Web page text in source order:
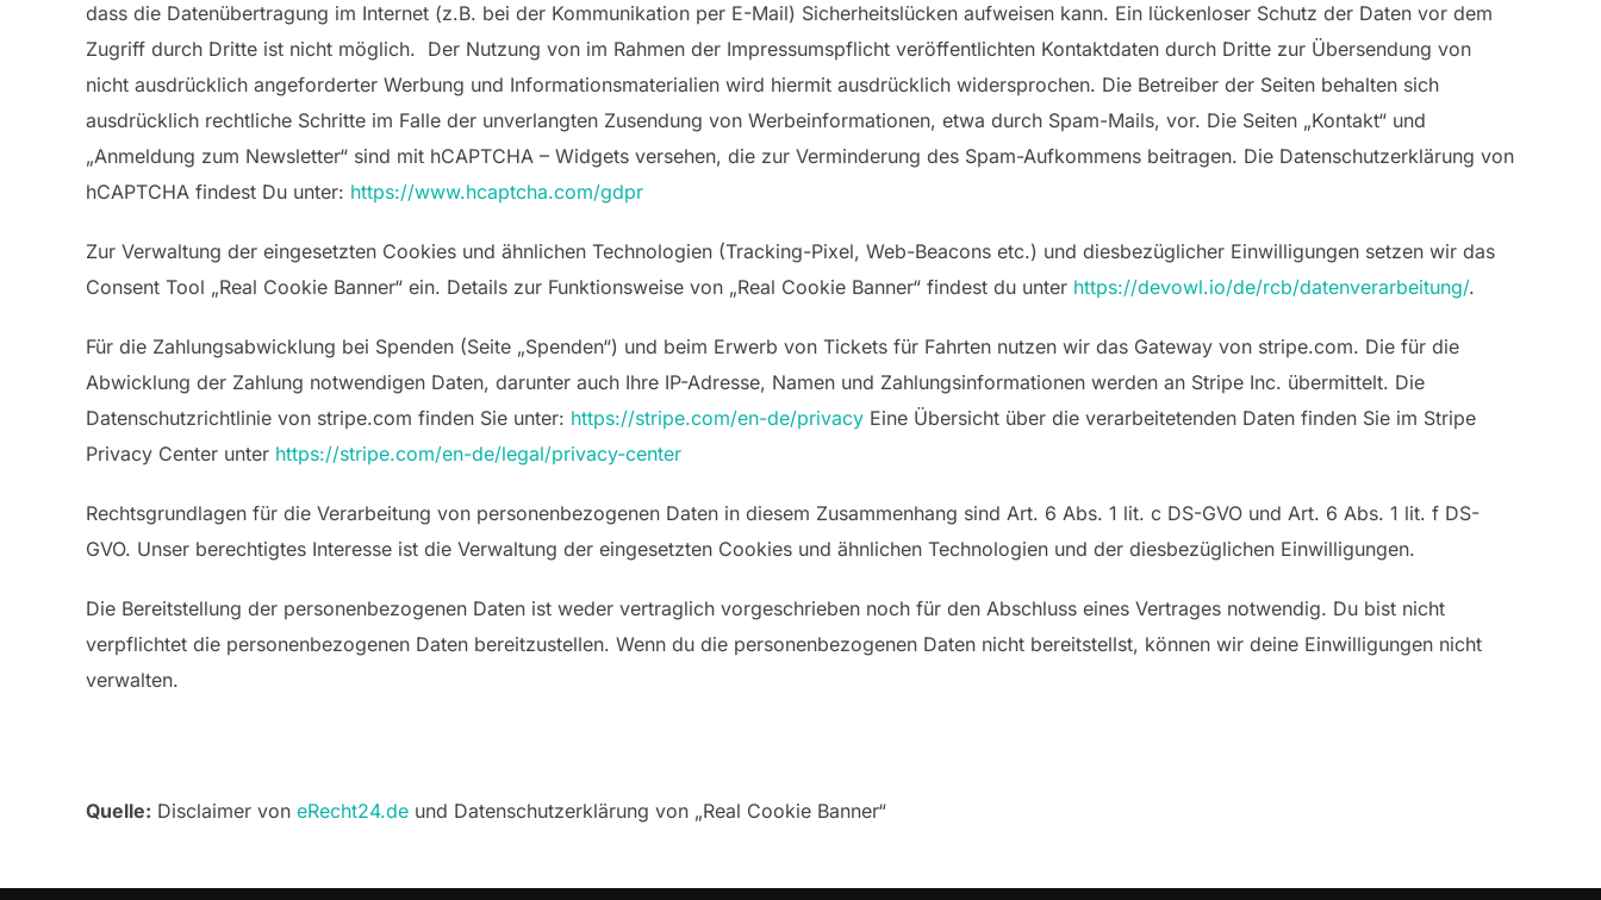
dass die Datenübertragung im Internet (z.B. bei der Kommunikation per E-Mail) Sicherheitslücken aufweisen kann. Ein lückenloser Schutz der Daten vor dem
Zugriff durch Dritte ist nicht möglich. Der Nutzung von im Rahmen der Impressumspflicht veröffentlichten Kontaktdaten durch Dritte zur Übersendung von
nicht ausdrücklich angeforderter Werbung und Informationsmaterialien wird hiermit ausdrücklich widersprochen. Die Betreiber der Seiten behalten sich
ausdrücklich rechtliche Schritte im Falle der unverlangten Zusendung von Werbeinformationen, etwa durch Spam-Mails, vor. Die Seiten „Kontakt“ und
„Anmeldung zum Newsletter“ sind mit hCAPTCHA – Widgets versehen, die zur Verminderung des Spam-Aufkommens beitragen. Die Datenschutzerklärung von
hCAPTCHA findest Du unter: https://www.hcaptcha.com/gdpr
Zur Verwaltung der eingesetzten Cookies und ähnlichen Technologien (Tracking-Pixel, Web-Beacons etc.) und diesbezüglicher Einwilligungen setzen wir das
Consent Tool „Real Cookie Banner“ ein. Details zur Funktionsweise von „Real Cookie Banner“ findest du unter https://devowl.io/de/rcb/datenverarbeitung/.
Für die Zahlungsabwicklung bei Spenden (Seite „Spenden“) und beim Erwerb von Tickets für Fahrten nutzen wir das Gateway von stripe.com. Die für die
Abwicklung der Zahlung notwendigen Daten, darunter auch Ihre IP-Adresse, Namen und Zahlungsinformationen werden an Stripe Inc. übermittelt. Die
Datenschutzrichtlinie von stripe.com finden Sie unter: https://stripe.com/en-de/privacy Eine Übersicht über die verarbeitetenden Daten finden Sie im Stripe
Privacy Center unter https://stripe.com/en-de/legal/privacy-center
Rechtsgrundlagen für die Verarbeitung von personenbezogenen Daten in diesem Zusammenhang sind Art. 6 Abs. 1 lit. c DS-GVO und Art. 6 Abs. 1 lit. f DS-
GVO. Unser berechtigtes Interesse ist die Verwaltung der eingesetzten Cookies und ähnlichen Technologien und der diesbezüglichen Einwilligungen.
Die Bereitstellung der personenbezogenen Daten ist weder vertraglich vorgeschrieben noch für den Abschluss eines Vertrages notwendig. Du bist nicht
verpflichtet die personenbezogenen Daten bereitzustellen. Wenn du die personenbezogenen Daten nicht bereitstellst, können wir deine Einwilligungen nicht
verwalten.
Quelle: Disclaimer von eRecht24.de und Datenschutzerklärung von „Real Cookie Banner“